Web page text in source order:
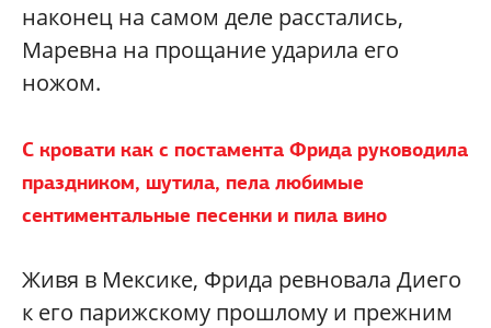
наконец на самом деле расстались,
Маревна на прощание ударила его
ножом.
С кровати как с постамента Фрида руководила
праздником, шутила, пела любимые
сентиментальные песенки и пила вино
Живя в Мексике, Фрида ревновала Диего
к его парижскому прошлому и прежним